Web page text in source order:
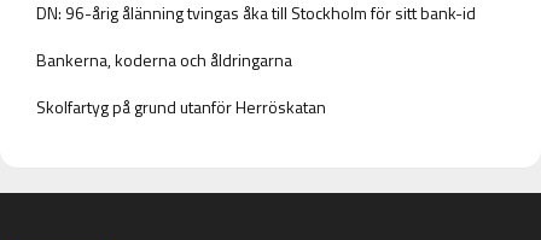
DN: 96-årig ålänning tvingas åka till Stockholm för sitt bank-id
Bankerna, koderna och åldringarna
Skolfartyg på grund utanför Herröskatan